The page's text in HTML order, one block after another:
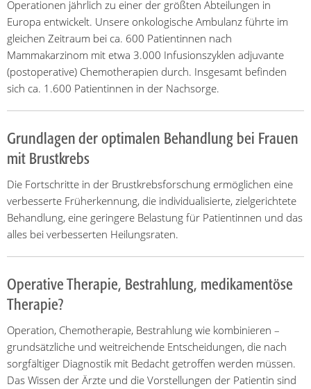
Operationen jährlich zu einer der größten Abteilungen in
Europa entwickelt. Unsere onkologische Ambulanz führte im
gleichen Zeitraum bei ca. 600 Patientinnen nach
Mammakarzinom mit etwa 3.000 Infusionszyklen adjuvante
(postoperative) Chemotherapien durch. Insgesamt befinden
sich ca. 1.600 Patientinnen in der Nachsorge.
Grundlagen der optimalen Behandlung bei Frauen
mit Brustkrebs
Die Fortschritte in der Brustkrebsforschung ermöglichen eine
verbesserte Früherkennung, die individualisierte, zielgerichtete
Behandlung, eine geringere Belastung für Patientinnen und das
alles bei verbesserten Heilungsraten.
Operative Therapie, Bestrahlung, medikamentöse
Therapie?
Operation, Chemotherapie, Bestrahlung wie kombinieren –
grundsätzliche und weitreichende Entscheidungen, die nach
sorgfältiger Diagnostik mit Bedacht getroffen werden müssen.
Das Wissen der Ärzte und die Vorstellungen der Patientin sind